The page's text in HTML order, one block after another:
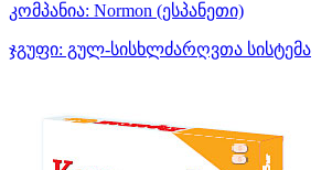
კომპანია: Normon (ესპანეთი)
ჯგუფი: გულ-სისხლძარღვთა სისტემა